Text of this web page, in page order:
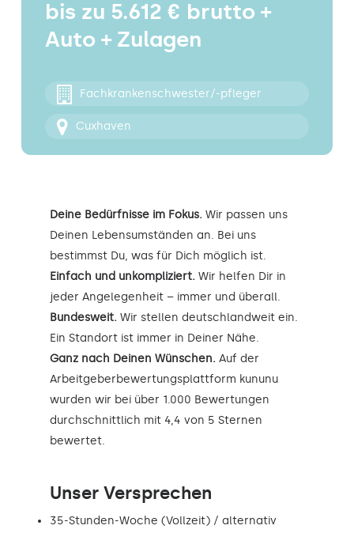
Kontaktbis zu 5.612 € brutto +
Auto + Zulagen
Fachkrankenschwester/-pfleger
Cuxhaven
Deine Bedürfnisse im Fokus. Wir passen uns
Deinen Lebensumständen an. Bei uns
bestimmst Du, was für Dich möglich ist.
Einfach und unkompliziert. Wir helfen Dir in
jeder Angelegenheit – immer und überall.
Bundesweit. Wir stellen deutschlandweit ein.
Ein Standort ist immer in Deiner Nähe.
Ganz nach Deinen Wünschen. Auf der
Arbeitgeberbewertungsplattform kununu
wurden wir bei über 1.000 Bewertungen
durchschnittlich mit 4,4 von 5 Sternen
bewertet.
Unser Versprechen
35-Stunden-Woche (Vollzeit) / alternativ